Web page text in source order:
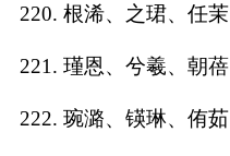
220. 根浠、之珺、任茉
221. 瑾恩、兮羲、朝蓓
222. 琬潞、锳琳、侑茹